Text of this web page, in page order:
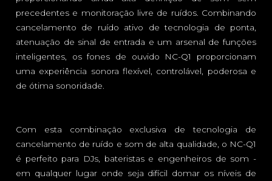
precedentes e monitoração livre de ruídos. Combinando
cancelamento de ruído ativo de tecnologia de ponta,
atenuação de sinal de entrada e um arsenal de funções
inteligentes, os fones de ouvido NC-Q1 proporcionam
uma experiência sonora flexível, controlável, poderosa e
de ótima sonoridade.
Com esta combinação exclusiva de tecnologia de
cancelamento de ruído e som de alta qualidade, o NC-Q1
é perfeito para DJs, bateristas e engenheiros de som -
em qualquer lugar onde seja difícil domar os níveis de